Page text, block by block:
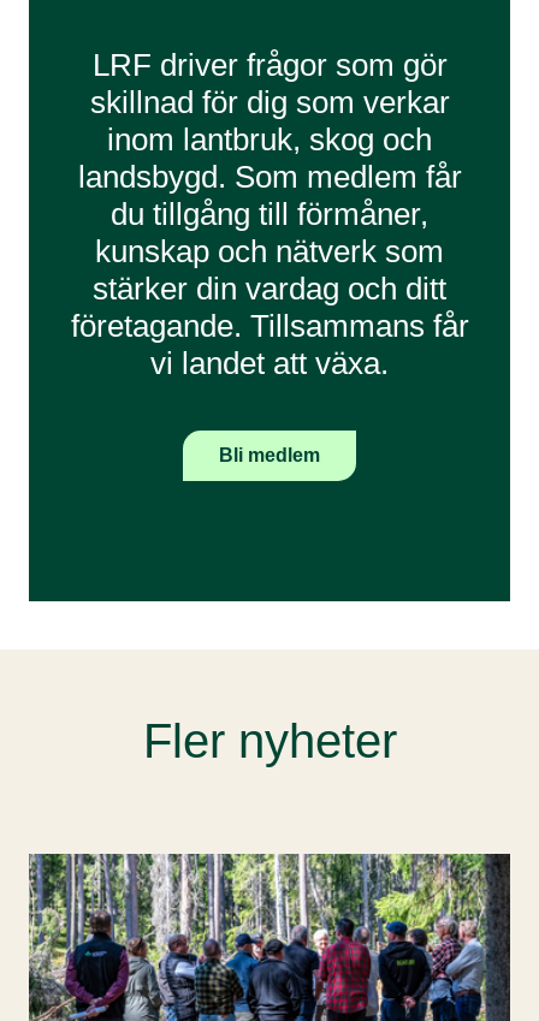
LRF driver frågor som gör
skillnad för dig som verkar
inom lantbruk, skog och
landsbygd. Som medlem får
du tillgång till förmåner,
kunskap och nätverk som
stärker din vardag och ditt
företagande. Tillsammans får
vi landet att växa.
Bli medlem
Fler nyheter